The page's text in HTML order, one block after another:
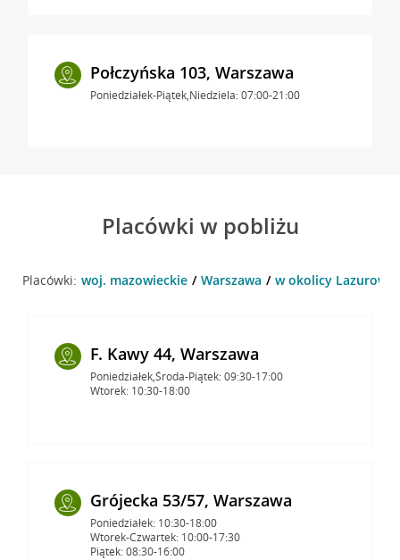
Połczyńska 103, Warszawa
Poniedziałek-Piątek,Niedziela: 07:00-21:00
Placówki w pobliżu
Placówki: woj. mazowieckie Warszawa w okolicy Lazurowa
F. Kawy 44, Warszawa
Poniedziałek,Środa-Piątek: 09:30-17:00
Wtorek: 10:30-18:00
Grójecka 53/57, Warszawa
Poniedziałek: 10:30-18:00
Wtorek-Czwartek: 10:00-17:30
Piątek: 08:30-16:00